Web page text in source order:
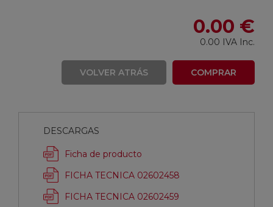
0.00 €
0.00 IVA Inc.
COMPRAR
VOLVER ATRÁS
DESCARGAS
Ficha de producto
FICHA TECNICA 02602458
FICHA TECNICA 02602459